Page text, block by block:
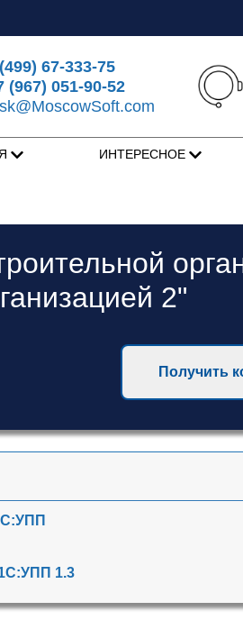
67-333-75
(967) 051-90-52
ИНТЕРЕСНОЕ
2"
Получить
1.3